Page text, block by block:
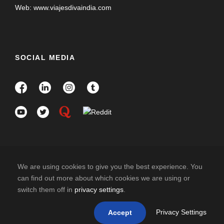
Visado de Bután será organizado por nosotros
10 travellers are considering this tour
Web: www.viajesdivaindia.com
SOCIAL MEDIA
RESERVED
We are using cookies to give you the best experience. You
can find out more about which cookies we are using or
switch them off in privacy settings
Accept Privacy Settings